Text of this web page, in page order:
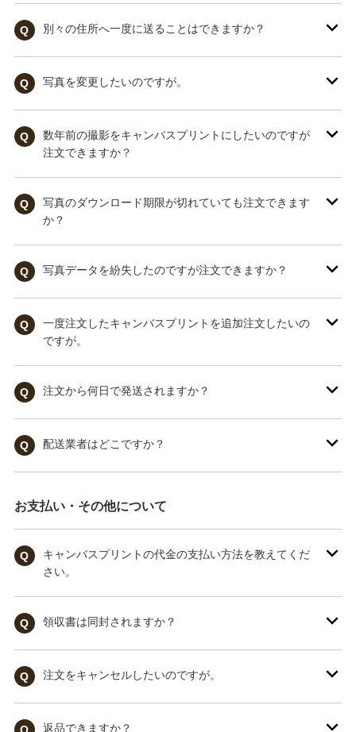
Q 別々の住所へ一度に送ることはできますか？
Q 写真を変更したいのですが。
Q
数年前の撮影をキャンバスプリントにしたいのですが
注文できますか？
Q
写真のダウンロード期限が切れていても注文できます
か？
Q 写真データを紛失したのですが注文できますか？
Q
一度注文したキャンバスプリントを追加注文したいの
ですが。
Q 注文から何日で発送されますか？
Q 配送業者はどこですか？
お支払い・その他について
Q
キャンバスプリントの代金の支払い方法を教えてくだ
さい。
Q 領収書は同封されますか？
Q 注文をキャンセルしたいのですが。
返品できますか？